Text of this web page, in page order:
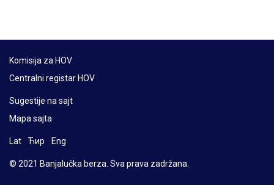
Komisija za HOV
Centralni registar HOV
Sugestije na sajt
Mapa sajta
Lat Ћир Eng
© 2021 Banjalučka berza. Sva prava zadržana.